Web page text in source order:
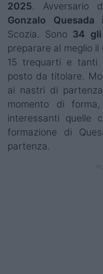
Super Rugby
Rugby in TV
Mercato
Serie A Elite
Campionati
Serie A
Serie B
2025. Avversario
Gonzalo
Quesada
Scozia. Sono 34 gli
preparare al meglio
15 trequarti e tanti
posto da titolare.
ai nastri di
momento di
interessanti quelle
formazione di
partenza.